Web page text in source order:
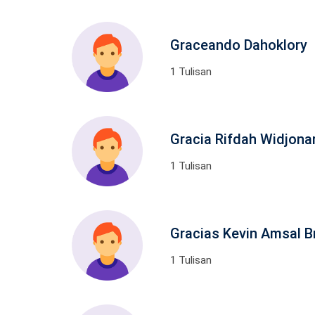
Graceando Dahoklory
1 Tulisan
Gracia Rifdah
1 Tulisan
Gracias Kevin Amsal
1 Tulisan